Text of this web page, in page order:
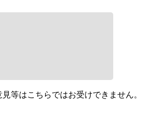
等はこちらではお受けできません。